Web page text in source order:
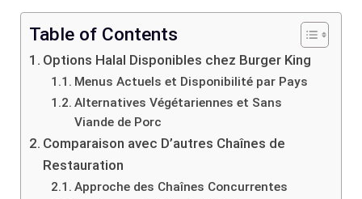
Table of Contents
Options Halal Disponibles chez Burger King
Menus Actuels et Disponibilité par Pays
Alternatives Végétariennes et Sans
Viande de Porc
Comparaison avec D’autres Chaînes de
Restauration
Approche des Chaînes Concurrentes